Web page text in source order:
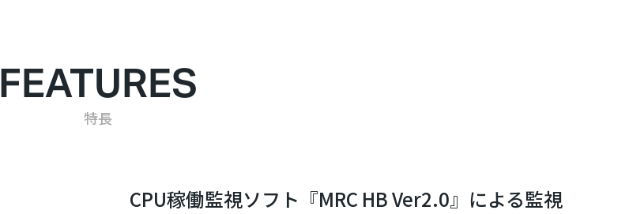
FEATURES
特長
CPU稼働監視ソフト『MRC HB Ver2.0』による監視